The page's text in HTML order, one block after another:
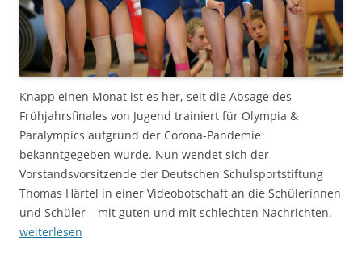
Knapp einen Monat ist es her, seit die Absage des
Frühjahrsfinales von Jugend trainiert für Olympia &
Paralympics aufgrund der Corona-Pandemie
bekanntgegeben wurde. Nun wendet sich der
Vorstandsvorsitzende der Deutschen Schulsportstiftung
Thomas Härtel in einer Videobotschaft an die Schülerinnen
und Schüler – mit guten und mit schlechten Nachrichten.
weiterlesen